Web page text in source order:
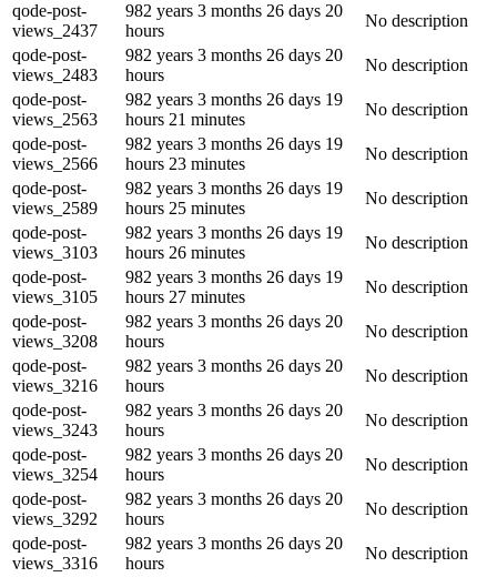
qode-post-
views_2437
982 years 3 months 26 days 20
hours
No description
qode-post-
views_2483
982 years 3 months 26 days 20
hours
No description
qode-post-
views_2563
982 years 3 months 26 days 19
hours 21 minutes
No description
qode-post-
views_2566
982 years 3 months 26 days 19
hours 23 minutes
No description
qode-post-
views_2589
982 years 3 months 26 days 19
hours 25 minutes
No description
qode-post-
views_3103
982 years 3 months 26 days 19
hours 26 minutes
No description
qode-post-
views_3105
982 years 3 months 26 days 19
hours 27 minutes
No description
qode-post-
views_3208
982 years 3 months 26 days 20
hours
No description
qode-post-
views_3216
982 years 3 months 26 days 20
hours
No description
qode-post-
views_3243
982 years 3 months 26 days 20
hours
No description
qode-post-
views_3254
982 years 3 months 26 days 20
hours
No description
qode-post-
views_3292
982 years 3 months 26 days 20
hours
No description
qode-post-
views_3316
982 years 3 months 26 days 20
hours
No description